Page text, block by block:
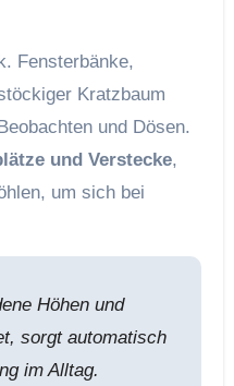
Fensterbänke,
Kratzbaum
und Dösen.
und Verstecke,
um sich bei
Höhen und
sorgt automatisch
im Alltag.